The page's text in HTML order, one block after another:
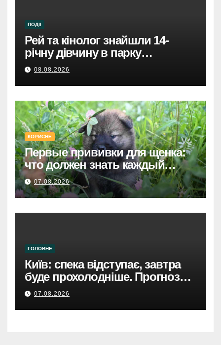
ПОДІЇ
Рей та кінолог знайшли 14-
річну дівчину в парку
Святошинського району.
08.08.2026
КОРИСНЕ
Первые прививки для щенка:
что должен знать каждый
хозяин
07.08.2026
ГОЛОВНЕ
Київ: спека відступає, завтра
буде прохолодніше. Прогноз
погоди
07.08.2026